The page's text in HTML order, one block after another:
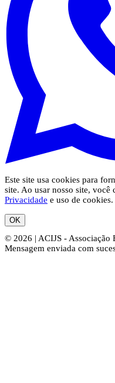
Este site usa cookies para
site. Ao usar nosso site, você
Privacidade e uso de cookies.
OK
© 2026 | ACIJS - Associação
Mensagem enviada com